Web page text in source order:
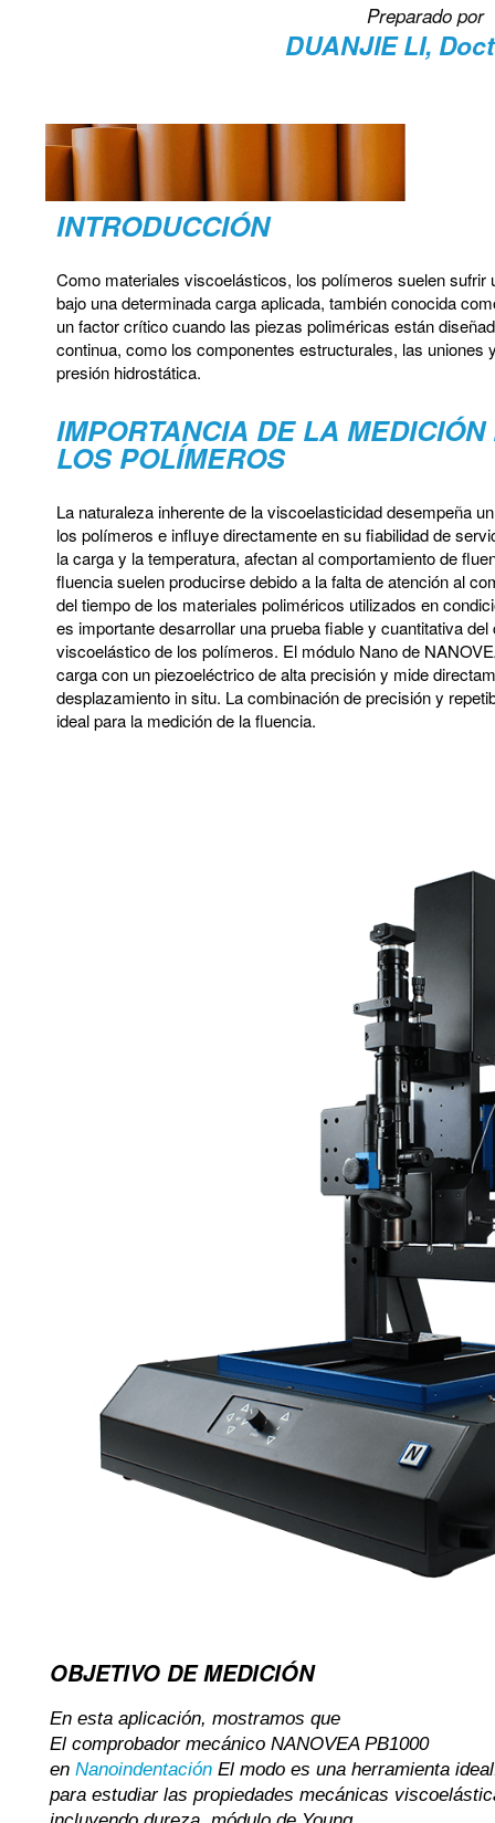
Preparado por
DUANJIE LI,
INTRODUCCIÓN
Como materiales viscoelásticos, los polímeros suelen sufrir
bajo una determinada carga aplicada, también conocida
un factor crítico cuando las piezas poliméricas están
continua, como los componentes estructurales, las uniones
presión hidrostática.
IMPORTANCIA DE LA
LOS POLÍMEROS
La naturaleza inherente de la viscoelasticidad desempeña
los polímeros e influye directamente en su fiabilidad de
la carga y la temperatura, afectan al comportamiento de
fluencia suelen producirse debido a la falta de atención al
del tiempo de los materiales poliméricos utilizados en
es importante desarrollar una prueba fiable y cuantitativa
viscoelástico de los polímeros. El módulo Nano de
carga con un piezoeléctrico de alta precisión y mide
desplazamiento in situ. La combinación de precisión y
ideal para la medición de la fluencia.
OBJETIVO DE MEDICIÓN
En esta aplicación, mostramos que
El comprobador mecánico NANOVEA PB1000
en NanoindentaciónEl modo es una herramienta
para estudiar las propiedades mecánicas